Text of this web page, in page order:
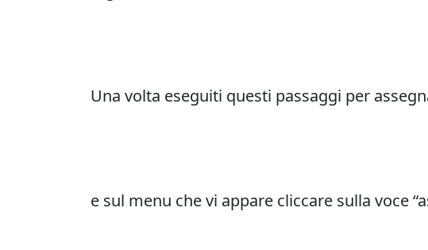
Una volta eseguiti questi passaggi per
e sul menu che vi appare cliccare sulla voce